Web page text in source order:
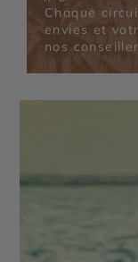
Zorah Nature
Centre
Chaque
envies et
nos